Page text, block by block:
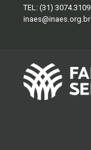
TEL: (31) 3074.3109
inaes@inaes.org.br